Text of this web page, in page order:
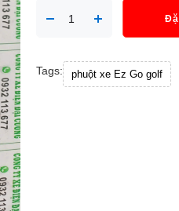
Tags: phuột xe Ez Go golf